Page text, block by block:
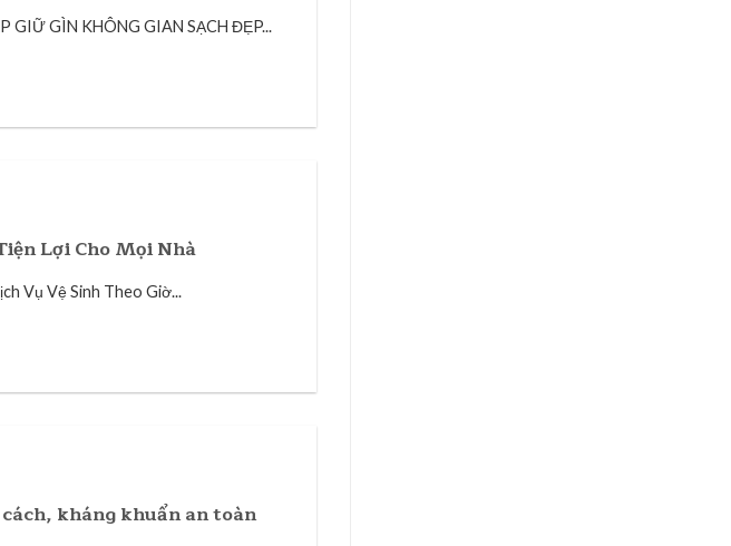
GIỮ GÌN KHÔNG GIAN SẠCH ĐẸP...
Lợi Cho Mọi Nhà
Vụ Vệ Sinh Theo Giờ...
kháng khuẩn an toàn